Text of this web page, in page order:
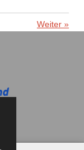
Weiter »